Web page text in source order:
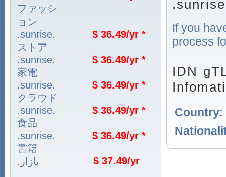
ファッシ
ョン
.sunrise.
ストア
$ 36.49/yr *
.sunrise.
家電
$ 36.49/yr *
.sunrise.
クラウド
$ 36.49/yr *
.sunrise.
食品
$ 36.49/yr *
.sunrise.
書籍
$ 36.49/yr *
.بازار $ 37.49/yr
If you
process
IDN
Country: